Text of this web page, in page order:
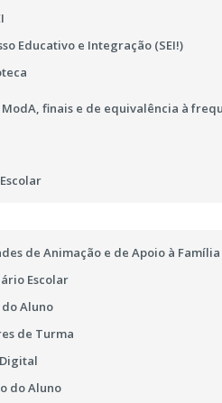
Educativo e Integração (SEI!)
ModA, finais e de equivalência à
de Animação e de Apoio à Família
Escolar
Aluno
de Turma
do Aluno